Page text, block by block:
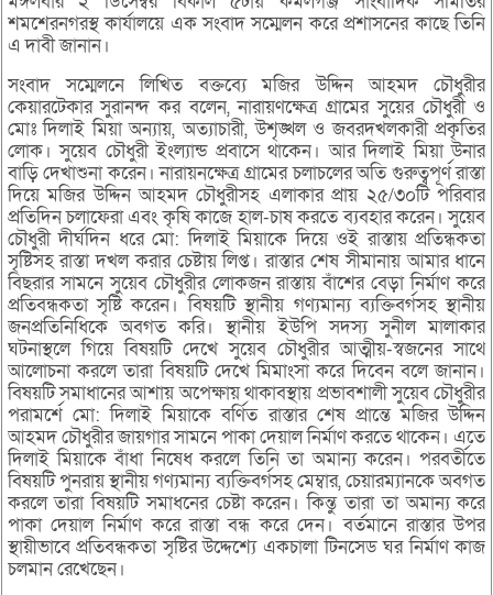
শমশেরনগরস্থ কার্যালয়ে এক সংবাদ সম্মেলন করে প্রশাসনের কাছে তিনি
এ দাবী জানান।
সংবাদ সম্মেলনে লিখিত বক্তব্যে মজির উদ্দিন আহমদ চৌধুরীর
কেয়ারটেকার সুরানন্দ কর বলেন, নারায়ণক্ষেত্র গ্রামের সুয়ের চৌধুরী ও
মোঃ দিলাই মিয়া অন্যায়, অত্যাচারী, উশৃঙ্খল ও জবরদখলকারী প্রকৃতির
লোক। সুয়েব চৌধুরী ইংল্যান্ড প্রবাসে থাকেন। আর দিলাই মিয়া উনার
বাড়ি দেখাশুনা করেন। নারায়নক্ষেত্র গ্রামের চলাচলের অতি গুরুত্বপূর্ণ রাস্তা
দিয়ে মজির উদ্দিন আহমদ চৌধুরীসহ এলাকার প্রায় ২৫/৩০টি পরিবার
প্রতিদিন চলাফেরা এবং কৃষি কাজে হাল-চাষ করতে ব্যবহার করেন। সুয়েব
চৌধুরী দীর্ঘদিন ধরে মো: দিলাই মিয়াকে দিয়ে ওই রাস্তায় প্রতিন্ধকতা
সৃষ্টিসহ রাস্তা দখল করার চেষ্টায় লিপ্ত। রাস্তার শেষ সীমানায় আমার ধানে
বিছরার সামনে সুয়েব চৌধুরীর লোকজন রাস্তায় বাঁশের বেড়া নির্মাণ করে
প্রতিবন্ধকতা সৃষ্টি করেন। বিষয়টি স্থানীয় গণ্যমান্য ব্যক্তিবর্গসহ স্থানীয়
জনপ্রতিনিধিকে অবগত করি। স্থানীয় ইউপি সদস্য সুনীল মালাকার
ঘটনাস্থলে গিয়ে বিষয়টি দেখে সুয়েব চৌধুরীর আত্মীয়-স্বজনের সাথে
আলোচনা করলে তারা বিষয়টি দেখে মিমাংসা করে দিবেন বলে জানান।
বিষয়টি সমাধানের আশায় অপেক্ষায় থাকাবস্থায় প্রভাবশালী সুয়েব চৌধুরীর
পরামর্শে মো: দিলাই মিয়াকে বর্ণিত রাস্তার শেষ প্রান্তে মজির উদ্দিন
আহমদ চৌধুরীর জায়গার সামনে পাকা দেয়াল নির্মাণ করতে থাকেন। এতে
দিলাই মিয়াকে বাঁধা নিষেধ করলে তিনি তা অমান্য করেন। পরবর্তীতে
বিষয়টি পুনরায় স্থানীয় গণ্যমান্য ব্যক্তিবর্গসহ মেম্বার, চেয়ারম্যানকে অবগত
করলে তারা বিষয়টি সমাধনের চেষ্টা করেন। কিন্তু তারা তা অমান্য করে
পাকা দেয়াল নির্মাণ করে রাস্তা বন্ধ করে দেন। বর্তমানে রাস্তার উপর
স্থায়ীভাবে প্রতিবন্ধকতা সৃষ্টির উদ্দেশ্যে একচালা টিনসেড ঘর নির্মাণ কাজ
চলমান রেখেছেন।